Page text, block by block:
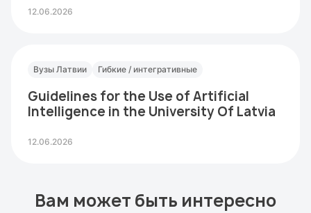
12.06.2026
Вузы Латвии Гибкие / интегративные
Guidelines for the Use of Artificial
Intelligence in the University Of Latvia
12.06.2026
Вам может быть интересно